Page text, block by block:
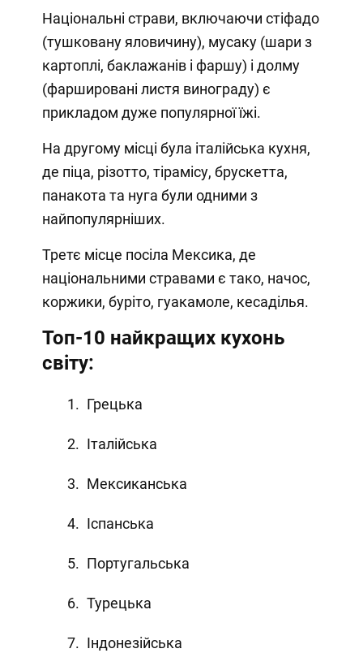
Національні страви, включаючи стіфадо
(тушковану яловичину), мусаку (шари з
картоплі, баклажанів і фаршу) і долму
(фаршировані листя винограду) є
прикладом дуже популярної їжі.
На другому місці була італійська кухня,
де піца, різотто, тірамісу, брускетта,
панакота та нуга були одними з
найпопулярніших.
Третє місце посіла Мексика, де
національними стравами є тако, начос,
коржики, буріто, гуакамоле, кесаділья.
Топ-10 найкращих кухонь
світу:
Грецька
Італійська
Мексиканська
Іспанська
Португальська
Турецька
Індонезійська